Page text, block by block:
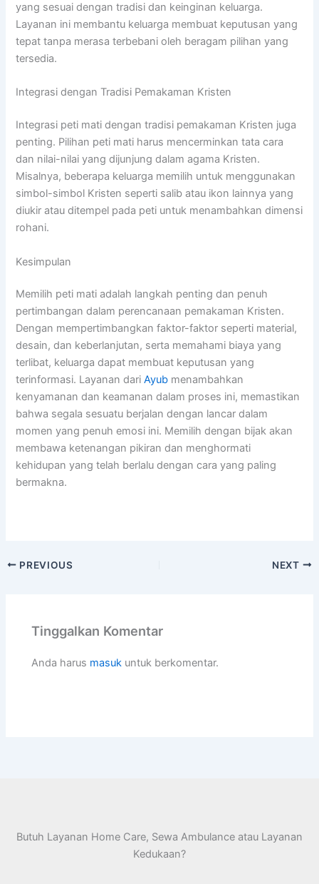
yang sesuai dengan tradisi dan keinginan keluarga.
Layanan ini membantu keluarga membuat keputusan yang
tepat tanpa merasa terbebani oleh beragam pilihan yang
tersedia.
Integrasi dengan Tradisi Pemakaman Kristen
Integrasi peti mati dengan tradisi pemakaman Kristen juga
penting. Pilihan peti mati harus mencerminkan tata cara
dan nilai-nilai yang dijunjung dalam agama Kristen.
Misalnya, beberapa keluarga memilih untuk menggunakan
simbol-simbol Kristen seperti salib atau ikon lainnya yang
diukir atau ditempel pada peti untuk menambahkan dimensi
rohani.
Kesimpulan
Memilih peti mati adalah langkah penting dan penuh
pertimbangan dalam perencanaan pemakaman Kristen.
Dengan mempertimbangkan faktor-faktor seperti material,
desain, dan keberlanjutan, serta memahami biaya yang
terlibat, keluarga dapat membuat keputusan yang
terinformasi. Layanan dariAyub menambahkan
kenyamanan dan keamanan dalam proses ini, memastikan
bahwa segala sesuatu berjalan dengan lancar dalam
momen yang penuh emosi ini. Memilih dengan bijak akan
membawa ketenangan pikiran dan menghormati
kehidupan yang telah berlalu dengan cara yang paling
bermakna.
PREVIOUS NEXT
Tinggalkan Komentar
Anda harus masuk untuk berkomentar.
Butuh Layanan Home Care, Sewa Ambulance atau Layanan
Kedukaan?